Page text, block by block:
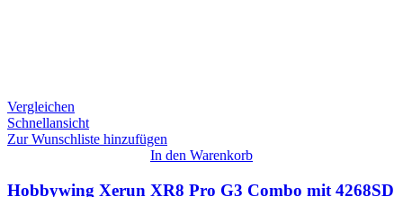
Vergleichen
Schnellansicht
Zur Wunschliste hinzufügen
In den Warenkorb
Hobbywing Xerun XR8 Pro G3 Combo mit 4268SD